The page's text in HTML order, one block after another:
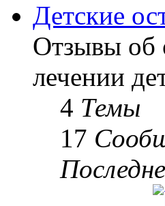
Детские
Отзывы об
лечении
4 Темы
17